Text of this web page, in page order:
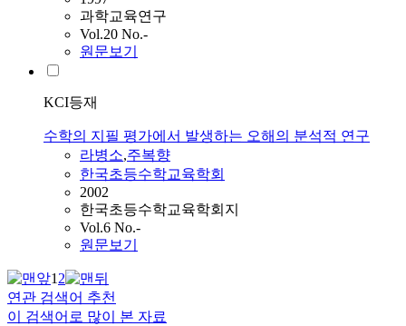
과학교육연구
Vol.20 No.-
원문보기
KCI등재
수학의 지필 평가에서 발생하는 오해의 분석적 연구
라병소,주복향
한국초등수학교육학회
2002
한국초등수학교육학회지
Vol.6 No.-
원문보기
12
연관 검색어 추천
이 검색어로 많이 본 자료